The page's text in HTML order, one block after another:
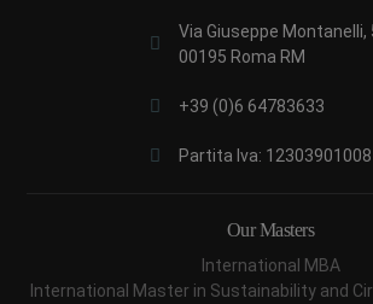
Via Giuseppe Montanelli,
00195 Roma RM
+39 (0)6 64783633
Partita Iva: 12303901008
Our Masters
International MBA
International Master in Sustainability and